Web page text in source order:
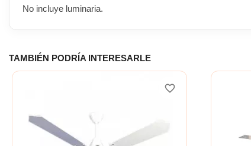
No incluye luminaria.
TAMBIÉN PODRÍA INTERESARLE
favorite_border